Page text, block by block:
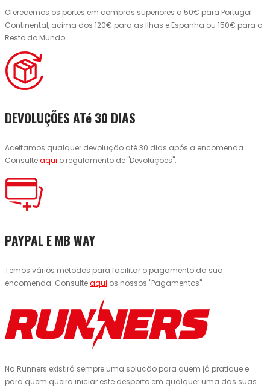
Oferecemos os portes em compras superiores a 50€ para Portugal
Continental, acima dos 120€ para as Ilhas e Espanha ou 150€ para o
Resto do Mundo.
DEVOLUÇÕES ATé 30 DIAS
Aceitamos qualquer devolução até 30 dias após a encomenda.
Consulteaqui o regulamento de "Devoluções".
PAYPAL E MB WAY
Temos vários métodos para facilitar o pagamento da sua
encomenda. Consulteaqui os nossos "Pagamentos".
Na Runners existirá sempre uma solução para quem já pratique e
para quem queira iniciar este desporto em qualquer uma das suas